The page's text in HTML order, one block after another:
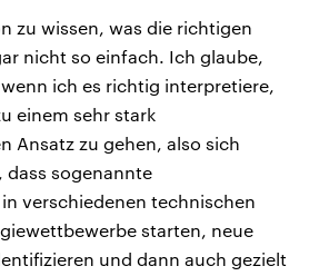
zu wissen, was die richtigen
nicht so einfach. Ich glaube,
ich es richtig interpretiere,
einem sehr stark
Ansatz zu gehen, also sich
dass sogenannte
verschiedenen technischen
starten, neue
und dann auch gezielt